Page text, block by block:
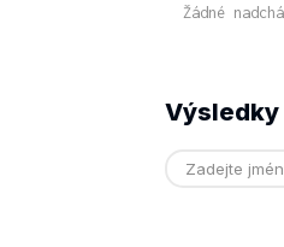
Žádné
Výsledky